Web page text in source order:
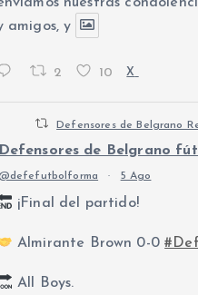
amigos, y
2 10 X
Defensores de Belgrano
Defensores de Belgrano
· 5 Ago
¡Final del partido!
Almirante Brown 0-0
All Boys.